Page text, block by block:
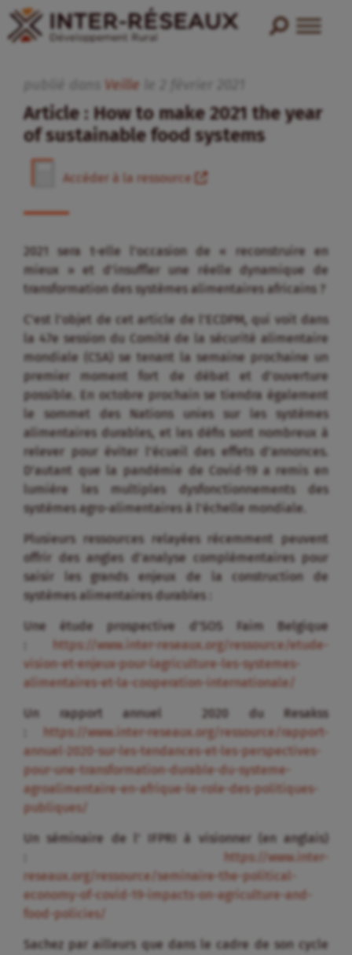
Veille
Article : How to make 2021 the year
of sustainable food systems
Accéder à la ressource
2021 sera t-elle l’occasion de « reconstruire en
mieux » et d’insuffler une réelle dynamique de
transformation des systèmes alimentaires africains ?
C’est l’objet de cet article de l’ECDPM, qui voit dans
la 47e session du Comité de la sécurité alimentaire
mondiale (CSA) se tenant la semaine prochaine un
premier moment fort de débat et d’ouverture
possible. En octobre prochain se tiendra également
le sommet des Nations unies sur les systèmes
alimentaires durables, et les défis sont nombreux à
relever pour éviter l’écueil des effets d’annonces.
D’autant que la pandémie de Covid-19 a remis en
lumière les multiples dysfonctionnements des
systèmes agro-alimentaires à l’échelle mondiale.
Plusieurs ressources relayées récemment peuvent
offrir des angles d’analyse complémentaires pour
saisir les grands enjeux de la construction de
systèmes alimentaires durables :
Une étude prospective d’SOS Faim Belgique
https://www.inter-reseaux.org/ressource/etude-
vision-et-enjeux-pour-lagriculture-les-systemes-
alimentaires-et-la-cooperation-internationale/
Un rapport annuel 2020 du Resakss
https://www.inter-reseaux.org/ressource/rapport-
annuel-2020-sur-les-tendances-et-les-perspectives-
pour-une-transformation-durable-du-systeme-
agroalimentaire-en-afrique-le-role-des-politiques-
publiques/
Un séminaire de l’ IFPRI à visionner (en anglais)
https://www.inter-
reseaux.org/ressource/seminaire-the-political-
economy-of-covid-19-impacts-on-agriculture-and-
food-policies/
Sachez par ailleurs que dans le cadre de son cycle